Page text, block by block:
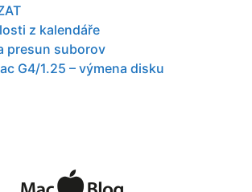
z kalendáře
presun suborov
G4/1.25 – výmena disku